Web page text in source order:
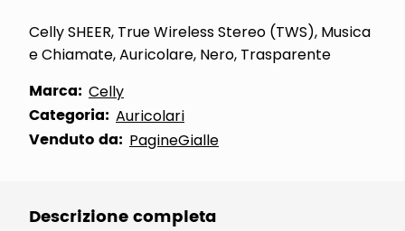
Celly SHEER, True Wireless Stereo (TWS), Musica
e Chiamate, Auricolare, Nero, Trasparente
Marca: Celly
Categoria: Auricolari
Venduto da: PagineGialle
Descrizione completa